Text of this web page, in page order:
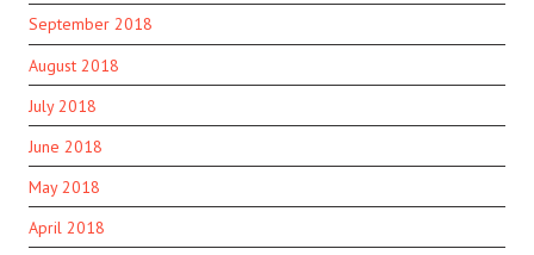
September 2018
August 2018
July 2018
June 2018
May 2018
April 2018